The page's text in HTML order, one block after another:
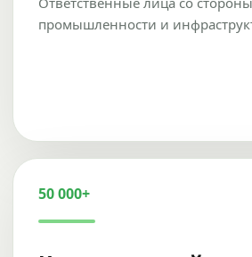
промышленности и
50 000+